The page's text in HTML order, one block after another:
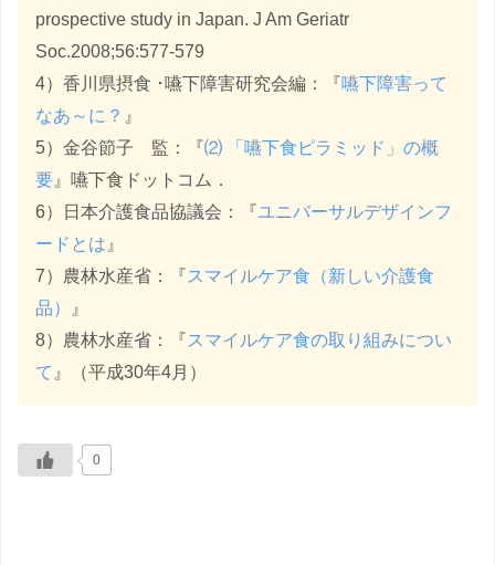
prospective study in Japan. J Am Geriatr
Soc.2008;56:577-579
4）香川県摂食 ･嚥下障害研究会編：『嚥下障害って
なあ～に？ 』
5）金谷節子 監：『⑵ 「嚥下食ピラミッド」の概
要 』嚥下食ドットコム．
6）日本介護食品協議会：『ユニバーサルデザインフ
ードとは 』
7）農林水産省：『スマイルケア食（新しい介護食
品）
』
8）農林水産省：『スマイルケア食の取り組みについ
て 』（平成30年4月）
0